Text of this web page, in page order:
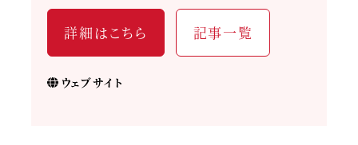
詳細はこちら 記事一覧
ウェブサイト